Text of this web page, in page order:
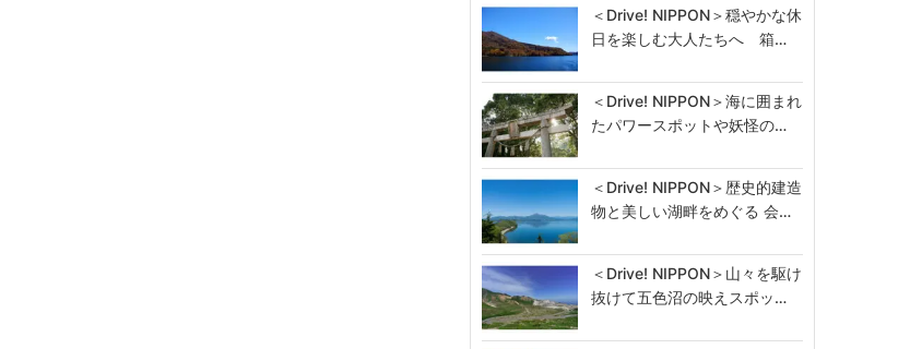
＜Drive! NIPPON＞穏やかな休
日を楽しむ大人たちへ 箱…
＜Drive! NIPPON＞海に囲まれ
たパワースポットや妖怪の…
＜Drive! NIPPON＞歴史的建造
物と美しい湖畔をめぐる 会…
＜Drive! NIPPON＞山々を駆け
抜けて五色沼の映えスポッ…